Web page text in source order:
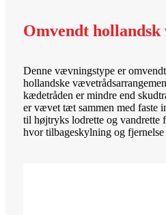
Omvendt
Denne vævningstype er
hollandske
kædetråden er mindre end
er vævet tæt sammen med faste
til højtryks lodrette og vandrette
hvor tilbageskylning og